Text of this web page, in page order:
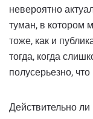
невероятно
туман, в котором
тоже, как и
тогда, когда
полусерьезно,
Действительно